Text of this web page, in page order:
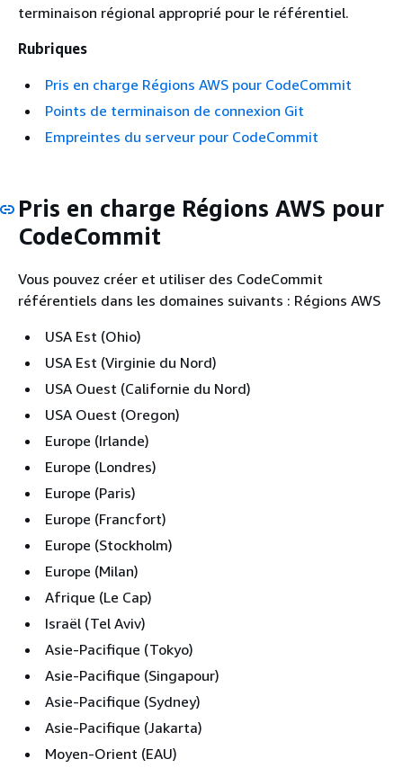
terminaison régional approprié pour le référentiel.
Rubriques
Pris en charge Régions AWS pour CodeCommit
Points de terminaison de connexion Git
Empreintes du serveur pour CodeCommit
Pris en charge Régions AWS pour
CodeCommit
Vous pouvez créer et utiliser des CodeCommit
référentiels dans les domaines suivants : Régions AWS
USA Est (Ohio)
USA Est (Virginie du Nord)
USA Ouest (Californie du Nord)
USA Ouest (Oregon)
Europe (Irlande)
Europe (Londres)
Europe (Paris)
Europe (Francfort)
Europe (Stockholm)
Europe (Milan)
Afrique (Le Cap)
Israël (Tel Aviv)
Asie-Pacifique (Tokyo)
Asie-Pacifique (Singapour)
Asie-Pacifique (Sydney)
Asie-Pacifique (Jakarta)
Moyen-Orient (EAU)